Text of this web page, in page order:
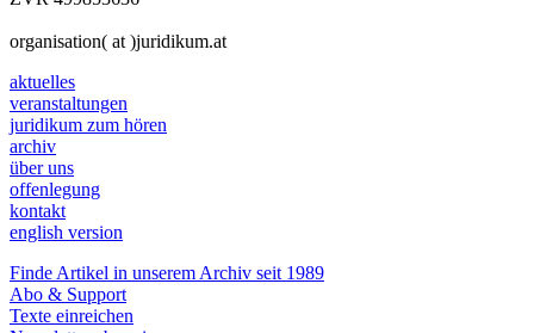
organisation( at )juridikum.at
aktuelles
veranstaltungen
juridikum zum hören
archiv
über uns
offenlegung
kontakt
english version
Finde Artikel in unserem Archiv seit 1989
Abo & Support
Texte einreichen